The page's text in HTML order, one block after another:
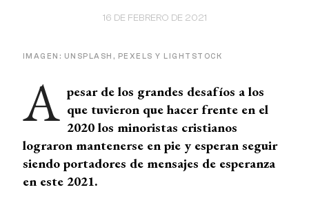
16 DE FEBRERO DE 2021
IMAGEN: UNSPLASH, PEXELS Y LIGHTSTOCK
A pesar de los grandes desafíos a los
que tuvieron que hacer frente en el
2020 los minoristas cristianos
lograron mantenerse en pie y esperan seguir
siendo portadores de mensajes de esperanza
en este 2021.